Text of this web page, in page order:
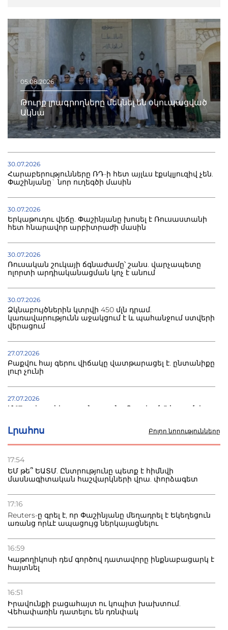
Լրահոս Բոլոր նորությունները
17:54
ԵՄ թե՞ ԵԱՏՄ. Ընտրությունը պետք է հիմնվի
մասնագիտական հաշվարկների վրա. փորձագետ
17:16
Reuters-ը գրել է, որ Փաշինյանը մեղադրել է Եկեղեցուն
առանց որևէ ապացույց ներկայացնելու
16:59
Կաթողիկոսի դեմ գործով դատավորը ինքնաբացարկ է
հայտնել
16:51
Իրավունքի բացահայտ ու կոպիտ խախտում.
Վեհափառին դատելու են դռնփակ
05.08.2026
Թուրք լրագրողները մեկնել են օկուպացված
Ակնա
30.07.2026
Հարաբերությունները ՌԴ-ի հետ այլևս էքսկլյուզիվ չեն.
Փաշինյանը` նոր ուղեգծի մասին
30.07.2026
Երկաթուղու վեճը. Փաշինյանը խոսել է Ռուսաստանի
հետ հնարավոր արբիտրաժի մասին
30.07.2026
Ռուսական շուկայի ճգնաժամը՝ շանս. վարչապետը
ոլորտի արդիականացման կոչ է անում
30.07.2026
Ձկնաբույծներին կտրվի 450 մլն դրամ.
կառավարությունն աջակցում է և պահանջում ստվերի
վերացում
27.07.2026
Բաքվու հայ գերու վիճակը վատթարացել է. ընտանիքը
լուր չունի
27.07.2026
Մ-17 աշխարհի առաջնությունը Բաքվում. 5 հայ ըմբիշ
22.07.2026
տուժածներ կան
բնակվել Ռուսաստանում
Բաքվի բանտից գեներալ Մանուկյանը դիմել է
Փաշինյանին